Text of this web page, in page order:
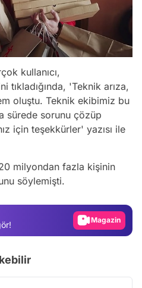
kullanıcı,
'Teknik arıza,
oluştu. Teknik ekibimiz bu
sürede sorunu çözüp
için teşekkürler' yazısı ile
milyondan fazla kişinin
söylemişti.
Video
Magazin